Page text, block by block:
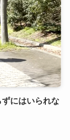
にはいられな